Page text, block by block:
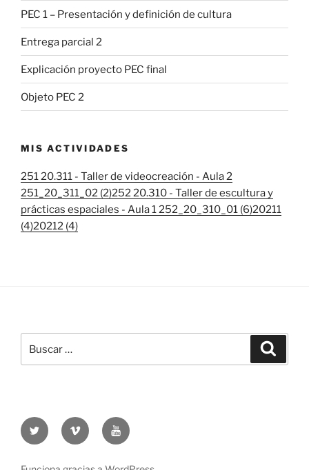
PEC 1 – Presentación y definición de cultura
Entrega parcial 2
Explicación proyecto PEC final
Objeto PEC 2
MIS ACTIVIDADES
251 20.311 - Taller de videocreación - Aula 2
251_20_311_02 (2)252 20.310 - Taller de escultura y
prácticas espaciales - Aula 1 252_20_310_01 (6)20211
(4)20212 (4)
por:
Twitter
UOC
Vimeo
UOC
Youtube
UOC